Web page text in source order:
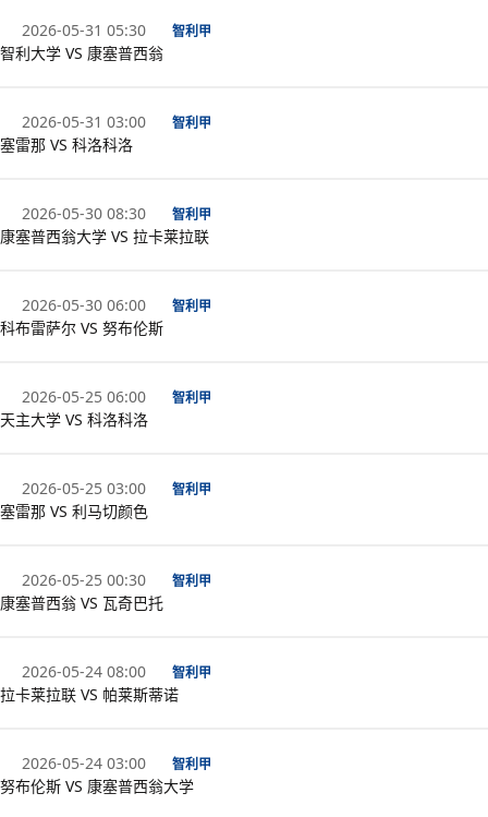
2026-05-31 05:30 智利甲
智利大学 VS 康塞普西翁
2026-05-31 03:00 智利甲
塞雷那 VS 科洛科洛
2026-05-30 08:30 智利甲
康塞普西翁大学 VS 拉卡莱拉联
2026-05-30 06:00 智利甲
科布雷萨尔 VS 努布伦斯
2026-05-25 06:00 智利甲
天主大学 VS 科洛科洛
2026-05-25 03:00 智利甲
塞雷那 VS 利马切颜色
2026-05-25 00:30 智利甲
康塞普西翁 VS 瓦奇巴托
2026-05-24 08:00 智利甲
拉卡莱拉联 VS 帕莱斯蒂诺
2026-05-24 03:00 智利甲
努布伦斯 VS 康塞普西翁大学